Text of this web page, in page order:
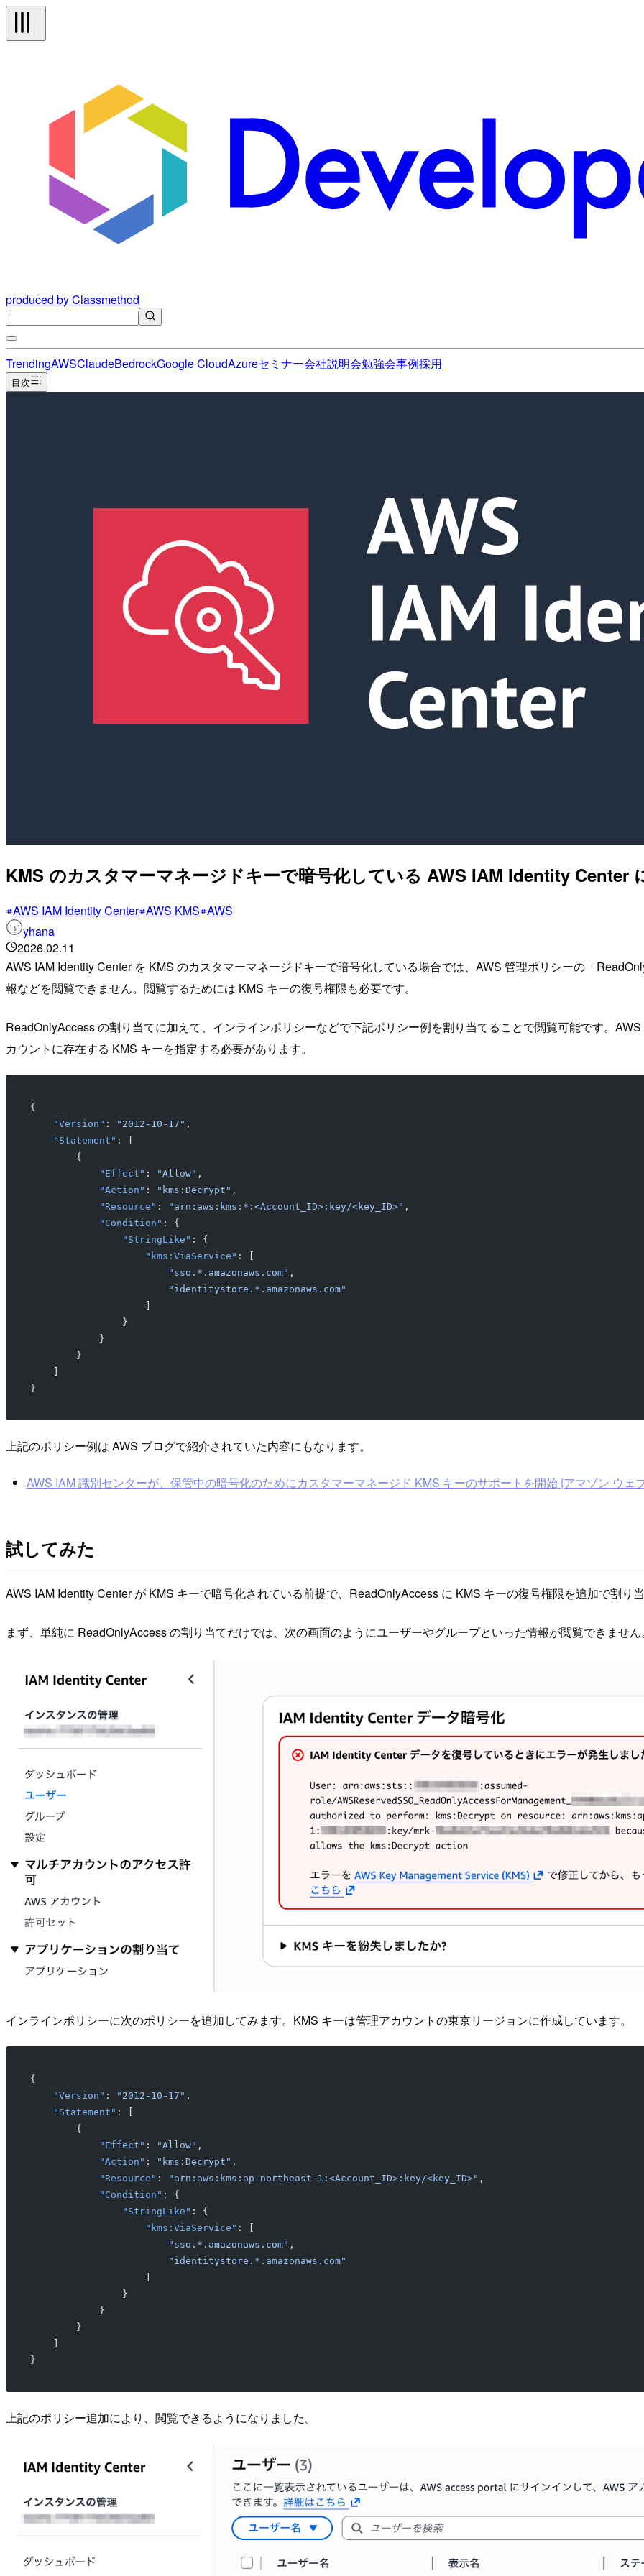
produced by Classmethod
TrendingAWSClaudeBedrockGoogle CloudAzureセミナー会社説明会勉強会事例採用
目次
KMS のカスタマーマネージドキーで暗号化している AWS IAM Identity Center
AWS IAM Identity Center AWS KMS AWS
yhana
2026.02.11
AWS IAM Identity Center を KMS のカスタマーマネージドキーで暗号化している場合では、AWS 管理ポリシーの「
報などを閲覧できません。閲覧するためには KMS キーの復号権限も必要です。
ReadOnlyAccess の割り当てに加えて、インラインポリシーなどで下記ポリシー例を割り当てることで閲覧可能です。
カウントに存在する KMS キーを指定する必要があります。
{
    "Version"
: "2012-10-17" ,
    "Statement"
: [
        {
            "Effect"
: "Allow" ,
            "Action"
: "kms:Decrypt" ,
            "Resource"
: "arn:aws:kms:*:<Account_ID>:key/<key_ID>" ,
            "Condition"
: {
                "StringLike"
: {
                    "kms:ViaService"
: [
                        "sso.*.amazonaws.com"
,
                        "identitystore.*.amazonaws.com"
                    ]
                }
            }
        }
    ]
}
上記のポリシー例は AWS ブログで紹介されていた内容にもなります。
AWS IAM 識別センターが、保管中の暗号化のためにカスタマーマネージド KMS キーのサポートを開始 |アマゾン ウェ
試してみた
AWS IAM Identity Center が KMS キーで暗号化されている前提で、ReadOnlyAccess に KMS キーの復号権限を追加で割り
まず、単純に ReadOnlyAccess の割り当てだけでは、次の画面のようにユーザーやグループといった情報が閲覧できませ
インラインポリシーに次のポリシーを追加してみます。KMS キーは管理アカウントの東京リージョンに作成しています。
{
    "Version"
: "2012-10-17" ,
    "Statement"
: [
        {
            "Effect"
: "Allow" ,
            "Action"
: "kms:Decrypt" ,
            "Resource"
: "arn:aws:kms:ap-northeast-1:<Account_ID>:key/<key_ID>" ,
            "Condition"
: {
                "StringLike"
: {
                    "kms:ViaService"
: [
                        "sso.*.amazonaws.com"
,
                        "identitystore.*.amazonaws.com"
                }
            }
        }
}
上記のポリシー追加により、閲覧できるようになりました。